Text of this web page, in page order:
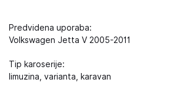
Predvidena uporaba:
Volkswagen Jetta V 2005-2011
Tip karoserije:
limuzina, varianta, karavan